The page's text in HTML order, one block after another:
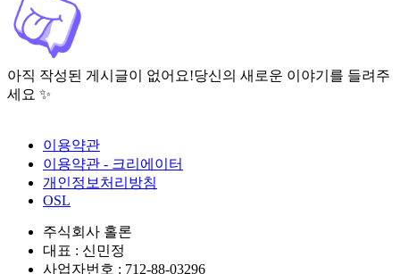
아직 작성된 게시글이 없어요!당신의 새로운 이야기를 들려주
세요 ✨
이용약관
이용약관 - 크리에이터
개인정보처리방침
OSL
주식회사 홀론
대표 : 신민정
사업자번호 : 712-88-03296